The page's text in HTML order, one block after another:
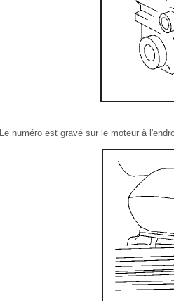
Le numéro est gravé sur le moteur à